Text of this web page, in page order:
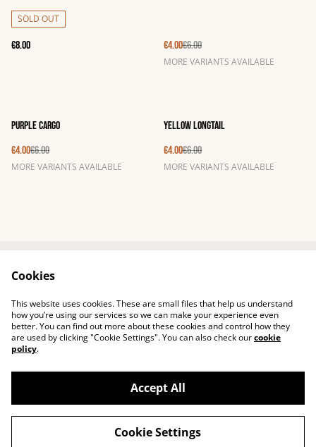
SOLD OUT
€8.00 €4.00€6.00
MORE VARIANTS AVAILABLE
%
Purple cargo
€4.00€6.00
MORE VARIANTS AVAILABLE
%
Yellow longtail
€4.00€6.00
MORE VARIANTS AVAILABLE
Cookies
©2026Cecillie
powered by
Cookies
This website uses cookies. These are small files that help us understand
how you’re using our services so we can make your experience even
better. You can find out more about these cookies and control how they
are used by clicking "Cookie Settings". You can also check ourcookie
policy.
Accept All
Cookie Settings